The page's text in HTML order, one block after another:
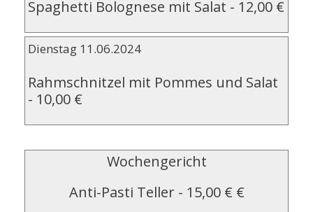
Spaghetti Bolognese mit Salat - 12,00 €
Dienstag 11.06.2024
Rahmschnitzel mit Pommes und Salat
- 10,00 €
Wochengericht
Anti-Pasti Teller- 15,00 € €